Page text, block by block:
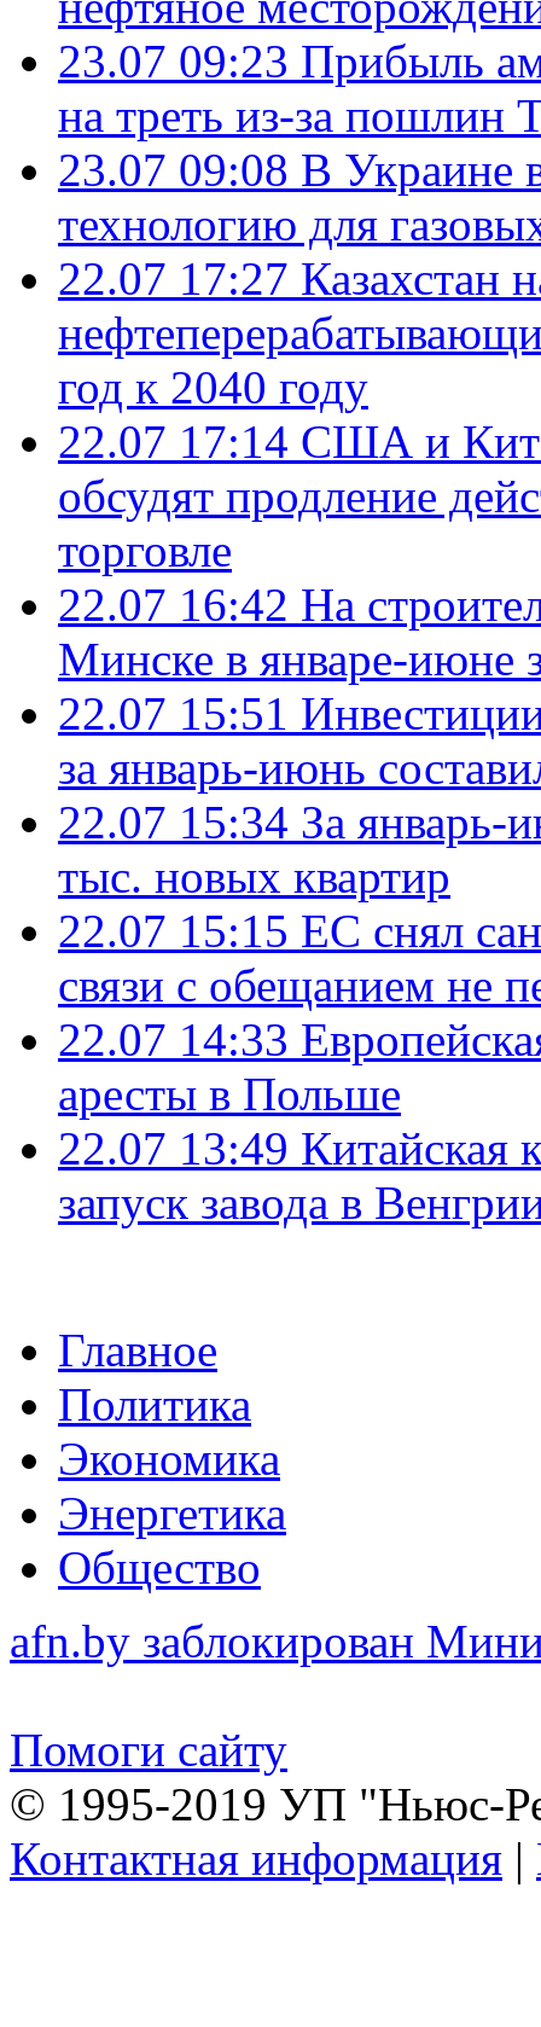
23.07 09:23 Прибыль
на треть из-за пошлин
23.07 09:08 В Украине
технологию для
22.07 17:27 Казахстан
год к 2040 году
22.07 17:14 США и
обсудят продление
торговле
22.07 16:42 На
Минске в январе-июне
22.07 15:51
за январь-июнь
22.07 15:34 За январь-
тыс. новых квартир
22.07 15:15 ЕС снял
связи с обещанием не
22.07 14:33
аресты в Польше
22.07 13:49 Китайская
запуск завода в
Главное
Политика
Экономика
Энергетика
Общество
afn.by заблокирован
Помоги сайту
© 1995-2019 УП "Ньюс-
Контактная информация |